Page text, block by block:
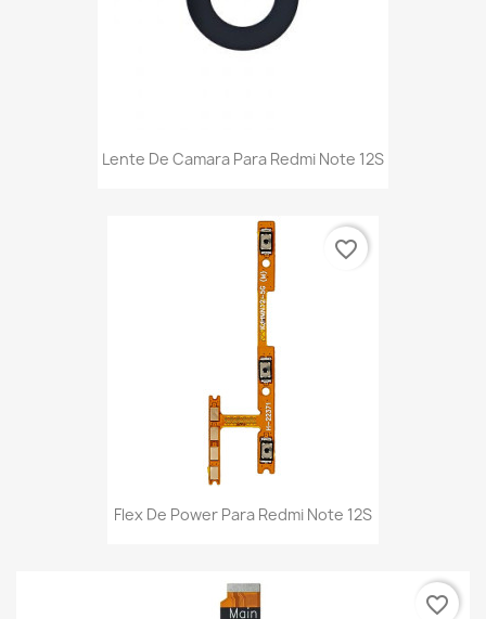
Lente De Camara Para Redmi Note 12S
Flex De Power Para Redmi Note 12S
favorite_border
favorite_border